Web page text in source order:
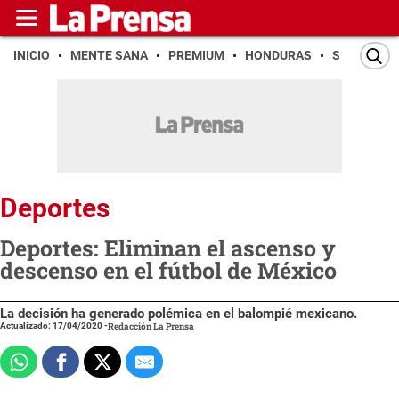
INICIO MENTE SANA PREMIUM HONDURAS SAN PEDRO
Deportes
Deportes: Eliminan el ascenso y
descenso en el fútbol de México
La decisión ha generado polémica en el balompié mexicano.
Actualizado: 17/04/2020-Redacción La Prensa